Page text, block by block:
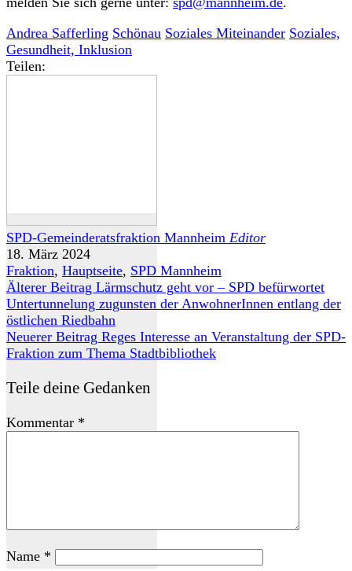
Andrea Safferling Schönau Soziales Miteinander Soziales,
Gesundheit, Inklusion
Teilen:
SPD-Gemeinderatsfraktion Mannheim Editor
18. März 2024
Fraktion, Hauptseite, SPD Mannheim
Älterer Beitrag Lärmschutz geht vor – SPD befürwortet
Untertunnelung zugunsten der AnwohnerInnen entlang der
östlichen Riedbahn
Neuerer Beitrag Reges Interesse an Veranstaltung der SPD-
Fraktion zum Thema Stadtbibliothek
Teile deine Gedanken
Kommentar *
Name *